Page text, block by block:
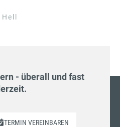
- überall und fast
TERMIN VEREINBAREN